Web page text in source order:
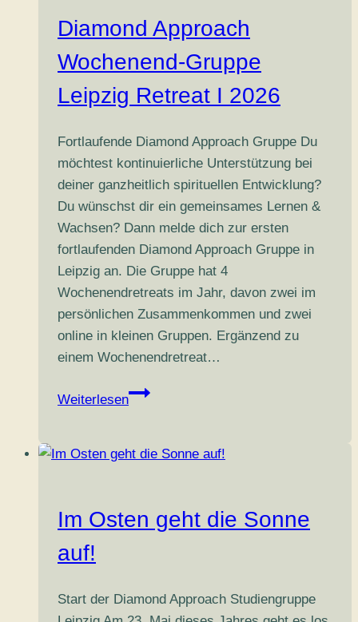
2026
Diamond Approach
Wochenend-Gruppe
Leipzig Retreat I 2026
Fortlaufende Diamond Approach Gruppe Du
möchtest kontinuierliche Unterstützung bei
deiner ganzheitlich spirituellen Entwicklung?
Du wünschst dir ein gemeinsames Lernen &
Wachsen? Dann melde dich zur ersten
fortlaufenden Diamond Approach Gruppe in
Leipzig an. Die Gruppe hat 4
Wochenendretreats im Jahr, davon zwei im
persönlichen Zusammenkommen und zwei
online in kleinen Gruppen. Ergänzend zu
einem Wochenendretreat…
Weiterlesen
Diamond
Gruppe
I
Im Osten geht die Sonne
auf!
Start der Diamond Approach Studiengruppe